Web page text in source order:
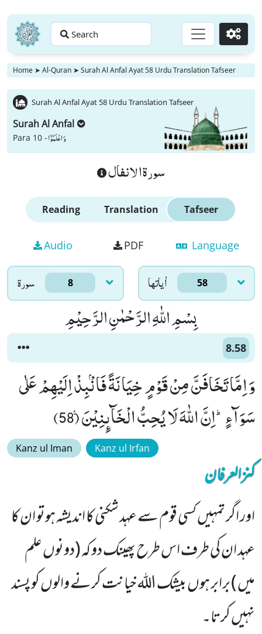
Search Go
Home ➤ Al-Quran ➤ Surah Al Anfal Ayat 58 Urdu Translation Tafseer
Surah Al Anfal Ayat 58 Urdu Translation Tafseer
Surah Al Anfal
Para 10 -وَ اعْلَمُوْۤا
سورة الانفال
Reading Translation Tafseer
Audio PDF Language
سورۃ 8 اٰياتها 58
بِسْمِ اللّٰهِ الرَّحْمٰنِ الرَّحِیْمِ
8.58
وَ اِمَّا تَخَافَنَّ مِنْ قَوْمٍ خِیَانَةً فَانْۢبِذْ اِلَیْهِمْ عَلٰى
سَوَآءٍؕ-اِنَّ اللّٰهَ لَا یُحِبُّ الْخَآىٕنِیْنَ۠ (58)
Kanz ul Iman Kanz ul Irfan
کنزالعرفان
اور اگر تمہیں کسی قوم سے عہد شکنی کا اندیشہ ہوتو ان کا
عہد ان کی طرف اس طرح پھینک دو کہ (دونوں علم
میں ) برابر ہوں بیشک اللہ خیانت کرنے والوں کو پسند
نہیں کرتا۔